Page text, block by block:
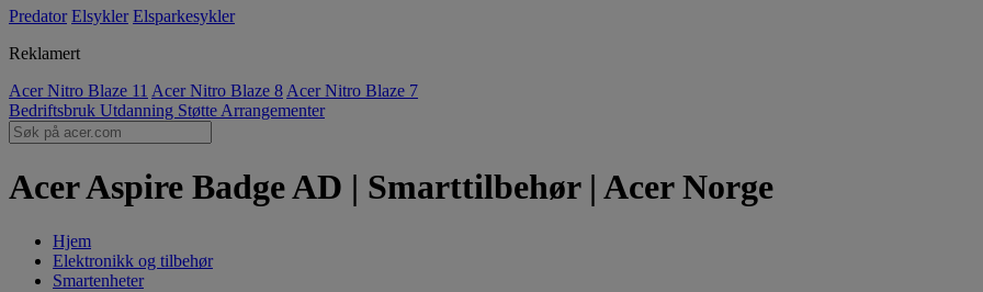
Predator Elsykler Elsparkesykler
Reklamert
Acer Nitro Blaze 11 Acer Nitro Blaze 8 Acer Nitro Blaze 7
Bedriftsbruk Utdanning Støtte Arrangementer
Acer Aspire Badge AD | Smarttilbehør | Acer Norge
Hjem
Elektronikk og tilbehør
Smartenheter